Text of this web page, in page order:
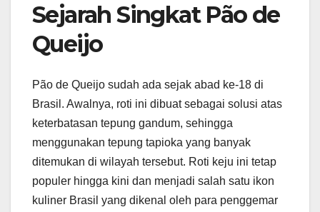
Sejarah Singkat Pão de
Queijo
Pão de Queijo sudah ada sejak abad ke-18 di
Brasil. Awalnya, roti ini dibuat sebagai solusi atas
keterbatasan tepung gandum, sehingga
menggunakan tepung tapioka yang banyak
ditemukan di wilayah tersebut. Roti keju ini tetap
populer hingga kini dan menjadi salah satu ikon
kuliner Brasil yang dikenal oleh para penggemar